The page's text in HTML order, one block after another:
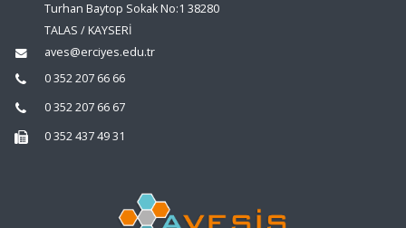
Turhan Baytop Sokak No:1 38280
TALAS / KAYSERİ
aves@erciyes.edu.tr
0 352 207 66 66
0 352 207 66 67
0 352 437 49 31